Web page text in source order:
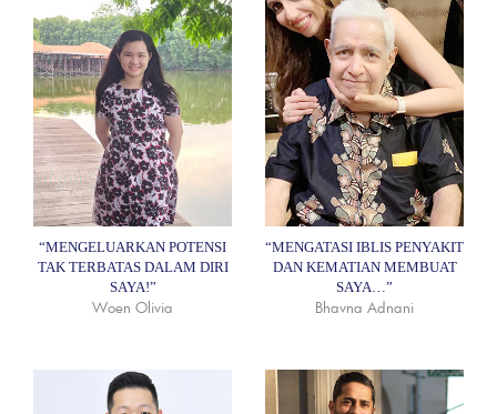
“MENGELUARKAN POTENSI
TAK TERBATAS DALAM DIRI
SAYA!”
Woen Olivia
“MENGATASI IBLIS PENYAKIT
DAN KEMATIAN MEMBUAT
SAYA…”
Bhavna Adnani